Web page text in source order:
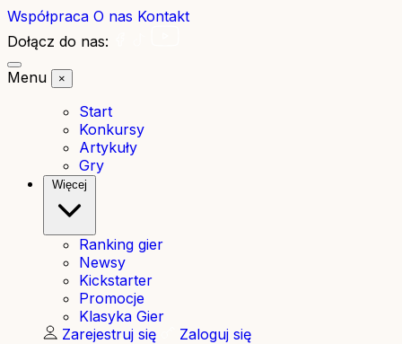
Współpraca O nas Kontakt
Dołącz do nas:
Menu
×
Start
Konkursy
Artykuły
Gry
Więcej
Ranking gier
Newsy
Kickstarter
Promocje
Klasyka Gier
Zarejestruj się
Zaloguj się